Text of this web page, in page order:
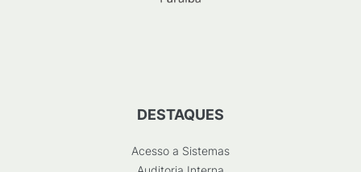
DESTAQUES
Acesso a Sistemas